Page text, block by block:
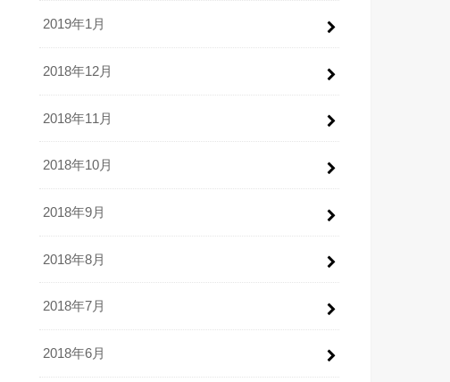
2019年1月
2018年12月
2018年11月
2018年10月
2018年9月
2018年8月
2018年7月
2018年6月